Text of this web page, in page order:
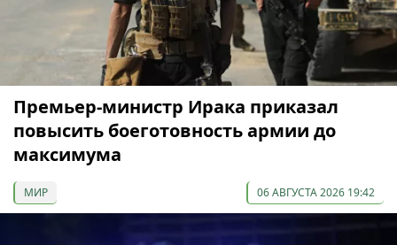
Премьер-министр Ирака приказал
повысить боеготовность армии до
максимума
МИР 06 АВГУСТА 2026 19:42